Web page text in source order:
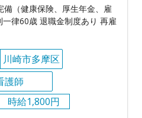
（健康保険、厚生年金、雇
律60歳 退職金制度あり 再雇
川崎市多摩区
護師
時給1,800円